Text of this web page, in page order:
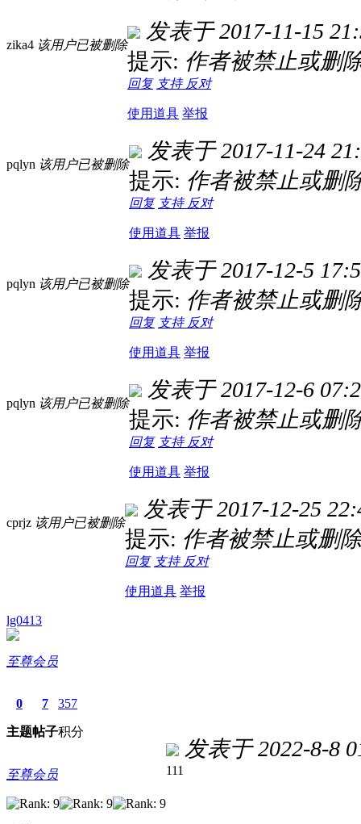
zika4 该用户已被删除
发表于 2017-11-15
提示: 作者被禁止或删
回复 支持 反对
使用道具 举报
pqlyn 该用户已被删除
发表于 2017-11-24
提示: 作者被禁止或删
回复 支持 反对
使用道具 举报
pqlyn 该用户已被删除
发表于 2017-12-5
提示: 作者被禁止或删
回复 支持 反对
使用道具 举报
pqlyn 该用户已被删除
发表于 2017-12-6
提示: 作者被禁止或删
回复 支持 反对
使用道具 举报
cprjz 该用户已被删除
发表于 2017-12-25
提示: 作者被禁止或删
回复 支持 反对
使用道具 举报
lg0413
至尊会员
0
主题
7
帖子
357
积分
至尊会员
发表于 2022-8-8
111